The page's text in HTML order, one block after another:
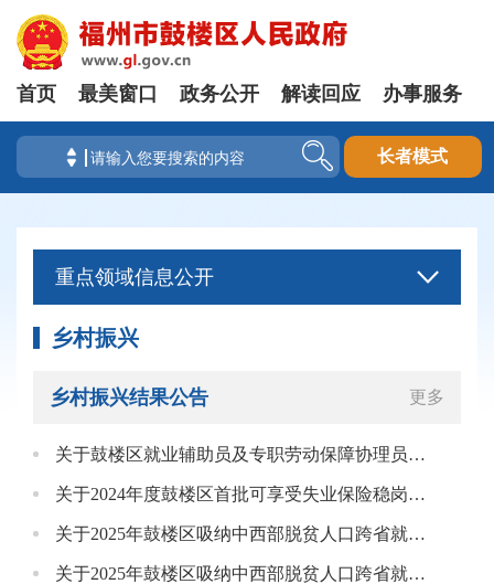
首页 最美窗口 政务公开 解读回应 办事服务
长者模式
重点领域信息公开
乡村振兴
乡村振兴结果公告 更多
关于鼓楼区就业辅助员及专职劳动保障协理员公益性岗位2026年第一季度岗位补贴和社保补贴情况的公示
关于2024年度鼓楼区首批可享受失业保险稳岗返还单位名单的公示
关于2025年鼓楼区吸纳中西部脱贫人口跨省就业奖补发放名单的公告
关于2025年鼓楼区吸纳中西部脱贫人口跨省就业奖补的公告